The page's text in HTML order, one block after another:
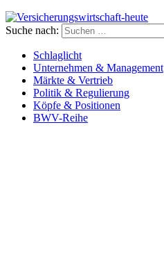
Versicherungswirtschaft-heute
Suche nach:
Schlaglicht
Unternehmen & Management
Märkte & Vertrieb
Politik & Regulierung
Köpfe & Positionen
BWV-Reihe